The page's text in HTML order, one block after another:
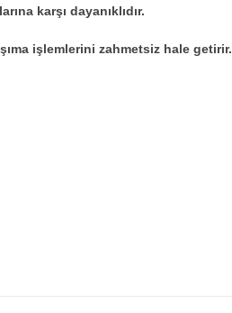
karşı dayanıklıdır.
işlemlerini zahmetsiz hale getirir.